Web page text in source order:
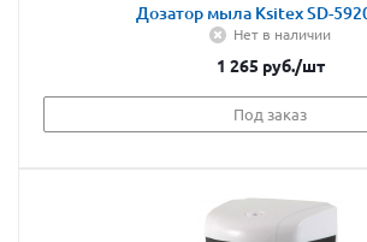
Дозатор мыла Ksitex SD-
Нет в наличии
1 265 руб./шт
Под заказ